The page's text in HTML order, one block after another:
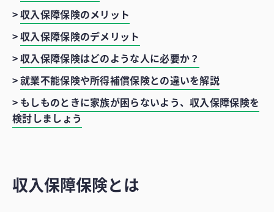
>収入保障保険のメリット
>収入保障保険のデメリット
>収入保障保険はどのような人に必要か？
>就業不能保険や所得補償保険との違いを解説
> もしものときに家族が困らないよう、収入保障保険を
検討しましょう
収入保障保険とは